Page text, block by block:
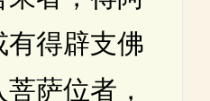
有得辟支佛
萨位者，